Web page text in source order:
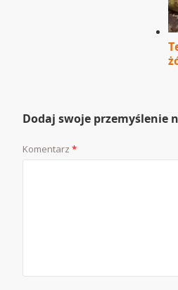
Dodaj swoje przemyślenie
Komentarz*